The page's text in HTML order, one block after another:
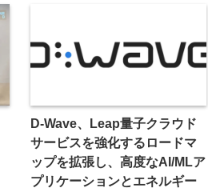
D-Wave、Leap量子クラウド
サービスを強化するロードマ
ップを拡張し、高度なAI/MLア
プリケーションとエネルギー